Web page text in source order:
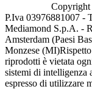
P.Iva 03976881007 -
Mediamond S.p.A. -
Amsterdam (Paesi
Monzese (MI)
riprodotti è vietata
sistemi di intelligenza
espresso di utilizzare